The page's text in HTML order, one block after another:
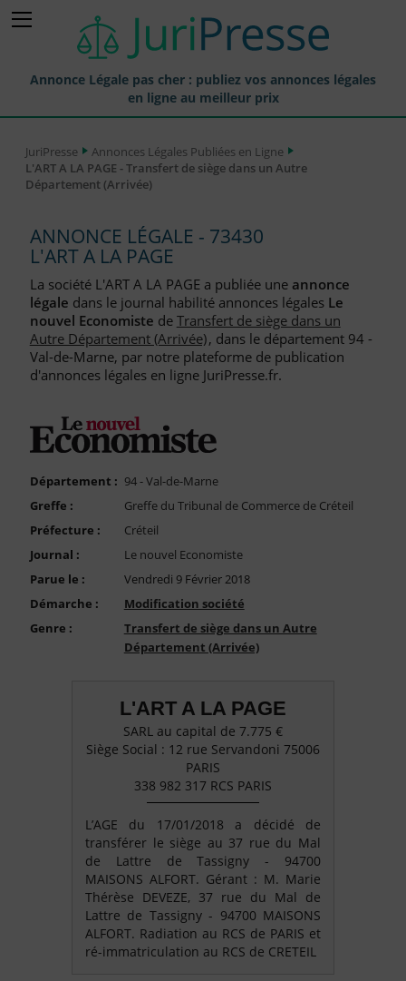
Annonce Légale pas cher : publiez vos annonces légales
en ligne au meilleur prix
Annonces Légales Publiées
Journaux Habilités (JAL) Annonces Légales
Liste des Greffes
Liste des CCI
Le Blog pour les Entreprises
Nous Contacter
Compte PRO
JuriPresse
Annonces Légales Publiées en Ligne
L'ART A LA PAGE - Transfert de siège dans un Autre
Département (Arrivée)
ANNONCE LÉGALE - 73430
L'ART A LA PAGE
La société L'ART A LA PAGE a publiée une annonce
légale dans le journal habilité annonces légales Le
nouvel Economiste deTransfert de siège dans un
Autre Département (Arrivée), dans le département 94 -
Val-de-Marne, par notre plateforme de publication
d'annonces légales en ligne JuriPresse.fr.
Département : 94 - Val-de-Marne
Greffe :
Greffe du Tribunal de Commerce de Créteil
Préfecture :
Créteil
Journal :
Le nouvel Economiste
Parue le :
Vendredi 9 Février 2018
Démarche :
Modification société
Genre :
Transfert de siège dans un Autre
Département (Arrivée)
L'ART A LA PAGE
SARL au capital de 7.775 €
Siège Social : 12 rue Servandoni 75006
PARIS
338 982 317 RCS PARIS
L’AGE du 17/01/2018 a décidé de
transférer le siège au 37 rue du Mal
de Lattre de Tassigny - 94700
MAISONS ALFORT. Gérant : M. Marie
Thérèse DEVEZE, 37 rue du Mal de
Lattre de Tassigny - 94700 MAISONS
ALFORT. Radiation au RCS de PARIS et
ré-immatriculation au RCS de CRETEIL